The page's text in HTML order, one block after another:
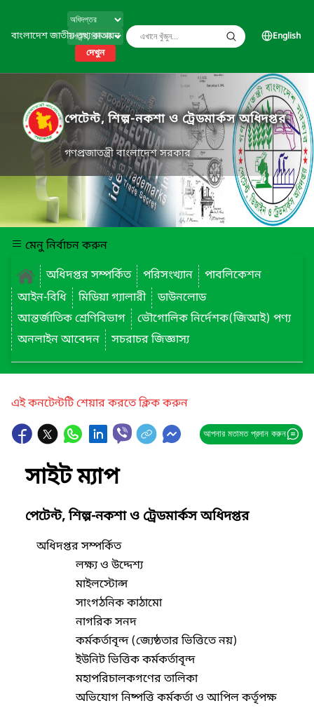
বাংলাদেশ জাতীয় তথ্য বাতায়ন
দেখুন
English
পেটেন্ট, শিল্প-নকশা ও ট্রেডমার্কস অধিদপ্তর
গণপ্রজাতন্ত্রী বাংলাদেশ সরকার
মেনু নির্বাচন করুন
অধিদপ্তর সম্পর্কিত
পরিসংখ্যান
পাবলিকেশন
আইন-বিধি
মিডিয়া গ্যালারী
ডাউনলোড
আন্তর্জাতিক শ্রেণিবিভাগ
ভৌগোলিক নির্দেশক(জিআই) পণ্য
অনলাইন আবেদন
সচরাচর জিজ্ঞাস্য
এই কনটেন্টটি শেয়ার করতে ক্লিক করুন
আপনার মতামত প্রদান করুন
সাইট ম্যাপ
পেটেন্ট, শিল্প-নকশা ও ট্রেডমার্কস অধিদপ্তর
অধিদপ্তর সম্পর্কিত
লক্ষ্য ও উদ্দেশ্য
মাইলস্টোন্স
সাংগঠনিক কাঠামো
নাগরিক সনদ
কর্মকর্তাবৃন্দ (জ্যেষ্ঠতার ভিত্তিতে নয়)
ইউনিট ভিত্তিক কর্মকর্তাবৃন্দ
মহাপরিচালকগণের তালিকা
অভিযোগ নিষ্পত্তি কর্মকর্তা ও আপিল কর্তৃপক্ষ